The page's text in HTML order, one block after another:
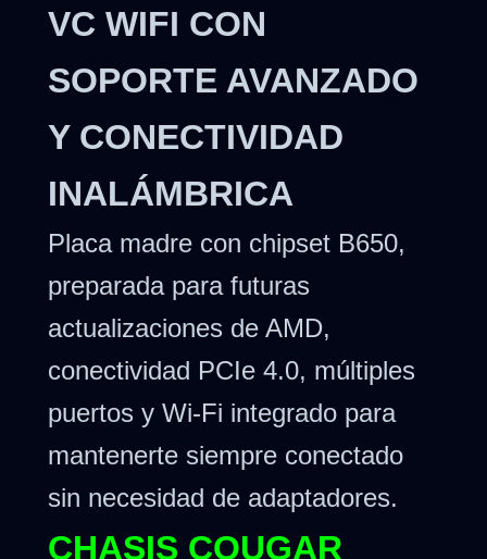
VC WIFI CON
SOPORTE AVANZADO
Y CONECTIVIDAD
INALÁMBRICA
Placa madre con chipset B650,
preparada para futuras
actualizaciones de AMD,
conectividad PCIe 4.0, múltiples
puertos y Wi-Fi integrado para
mantenerte siempre conectado
sin necesidad de adaptadores.
CHASIS COUGAR